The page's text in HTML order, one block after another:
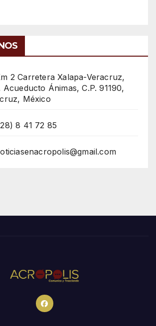
2 Carretera Xalapa-Veracruz,
Acueducto Ánimas, C.P. 91190,
México
8 41 72 85